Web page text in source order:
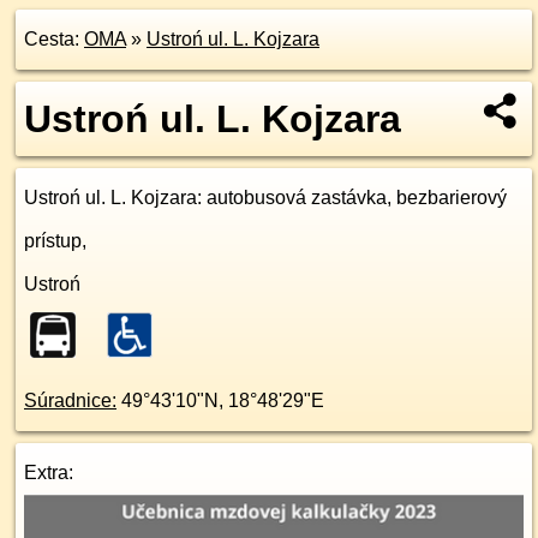
Cesta: OMA» Ustroń ul. L. Kojzara
Ustroń ul. L. Kojzara
Ustroń ul. L. Kojzara: autobusová zastávka, bezbarierový
prístup,
Ustroń
Súradnice: 49°43'10"N , 18°48'29"E
Extra: